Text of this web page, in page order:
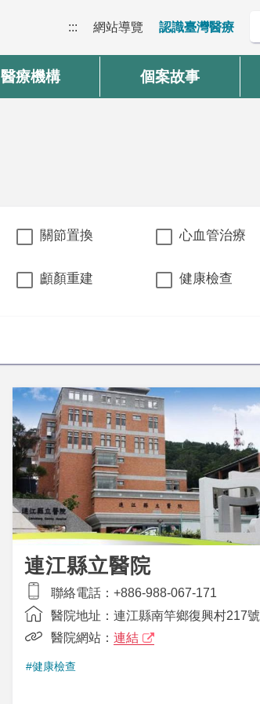
::: 網站導覽 認識臺灣醫療
醫療機構 個案故事
關節置換 心血管治療
顱顏重建 健康檢查
連江縣立醫院
聯絡電話：+886-988-067-171
醫院地址：連江縣南竿鄉復興村217號
醫院網站：連結
#健康檢查